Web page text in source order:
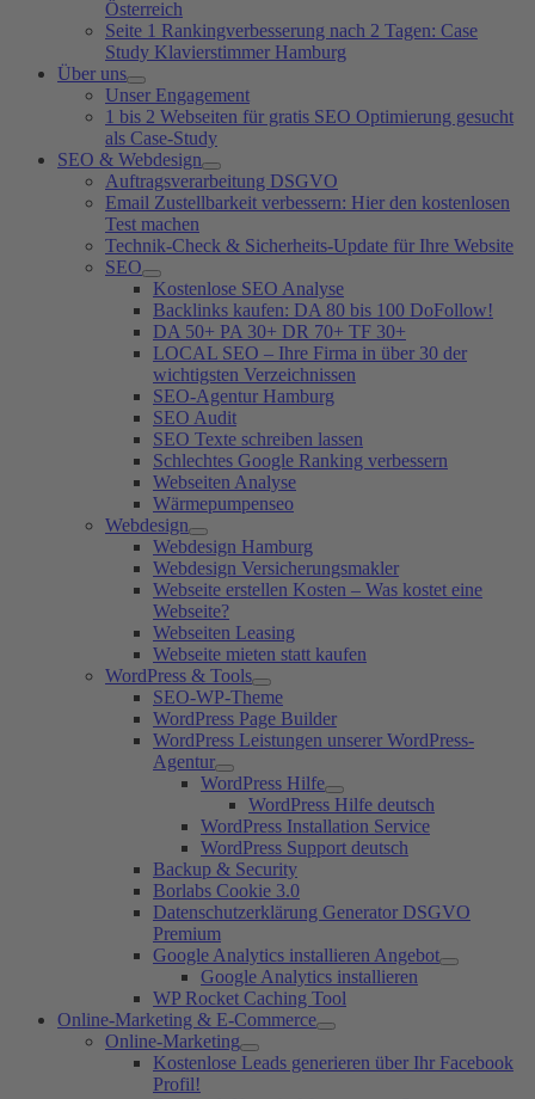
Österreich
Seite 1 Rankingverbesserung nach 2 Tagen: Case
Study Klavierstimmer Hamburg
Über uns
Unser Engagement
1 bis 2 Webseiten für gratis SEO Optimierung gesucht
als Case-Study
SEO & Webdesign
Auftragsverarbeitung DSGVO
Email Zustellbarkeit verbessern: Hier den kostenlosen
Test machen
Technik-Check & Sicherheits-Update für Ihre Website
SEO
Kostenlose SEO Analyse
Backlinks kaufen: DA 80 bis 100 DoFollow!
DA 50+ PA 30+ DR 70+ TF 30+
LOCAL SEO – Ihre Firma in über 30 der
wichtigsten Verzeichnissen
SEO-Agentur Hamburg
SEO Audit
SEO Texte schreiben lassen
Schlechtes Google Ranking verbessern
Webseiten Analyse
Wärmepumpenseo
Webdesign
Webdesign Hamburg
Webdesign Versicherungsmakler
Webseite erstellen Kosten – Was kostet eine
Webseite?
Webseiten Leasing
Webseite mieten statt kaufen
WordPress & Tools
SEO-WP-Theme
WordPress Page Builder
WordPress Leistungen unserer WordPress-
Agentur
WordPress Hilfe
WordPress Hilfe deutsch
WordPress Installation Service
WordPress Support deutsch
Backup & Security
Borlabs Cookie 3.0
Datenschutzerklärung Generator DSGVO
Premium
Google Analytics installieren Angebot
Google Analytics installieren
WP Rocket Caching Tool
Online-Marketing & E-Commerce
Online-Marketing
Kostenlose Leads generieren über Ihr Facebook
Profil!